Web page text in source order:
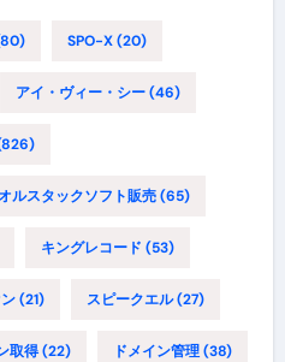
SPO-X(20)
アイ・ヴィー・シー(46)
ルスタックソフト販売(65)
キングレコード (53)
(21) スピークエル(27)
取得(22) ドメイン管理(38)